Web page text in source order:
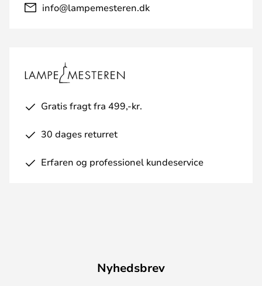
info@lampemesteren.dk
Gratis fragt fra 499,-kr.
30 dages returret
Erfaren og professionel kundeservice
Nyhedsbrev